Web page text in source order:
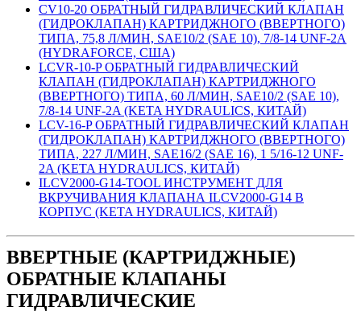
CV10-20 ОБРАТНЫЙ ГИДРАВЛИЧЕСКИЙ КЛАПАН
(ГИДРОКЛАПАН) КАРТРИДЖНОГО (ВВЕРТНОГО)
ТИПА, 75,8 Л/МИН, SAE10/2 (SAE 10), 7/8-14 UNF-2A
(HYDRAFORCE, США)
LCVR-10-P ОБРАТНЫЙ ГИДРАВЛИЧЕСКИЙ
КЛАПАН (ГИДРОКЛАПАН) КАРТРИДЖНОГО
(ВВЕРТНОГО) ТИПА, 60 Л/МИН, SAE10/2 (SAE 10),
7/8-14 UNF-2A (KETA HYDRAULICS, КИТАЙ)
LCV-16-P ОБРАТНЫЙ ГИДРАВЛИЧЕСКИЙ КЛАПАН
(ГИДРОКЛАПАН) КАРТРИДЖНОГО (ВВЕРТНОГО)
ТИПА, 227 Л/МИН, SAE16/2 (SAE 16), 1 5/16-12 UNF-
2A (KETA HYDRAULICS, КИТАЙ)
ILCV2000-G14-TOOL ИНСТРУМЕНТ ДЛЯ
ВКРУЧИВАНИЯ КЛАПАНА ILCV2000-G14 В
КОРПУС (KETA HYDRAULICS, КИТАЙ)
ВВЕРТНЫЕ (КАРТРИДЖНЫЕ)
ОБРАТНЫЕ КЛАПАНЫ
ГИДРАВЛИЧЕСКИЕ